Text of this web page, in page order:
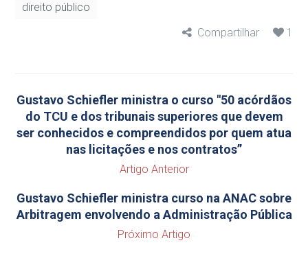
direito público
Compartilhar
1
Gustavo Schiefler ministra o curso "50 acórdãos
do TCU e dos tribunais superiores que devem
ser conhecidos e compreendidos por quem atua
nas licitações e nos contratos”
Artigo Anterior
Gustavo Schiefler ministra curso na ANAC sobre
Arbitragem envolvendo a Administração Pública
Próximo Artigo